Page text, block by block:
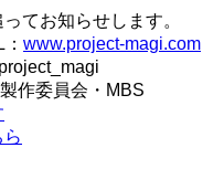
てお知らせします。
www.project-magi.com
作委員会・MBS